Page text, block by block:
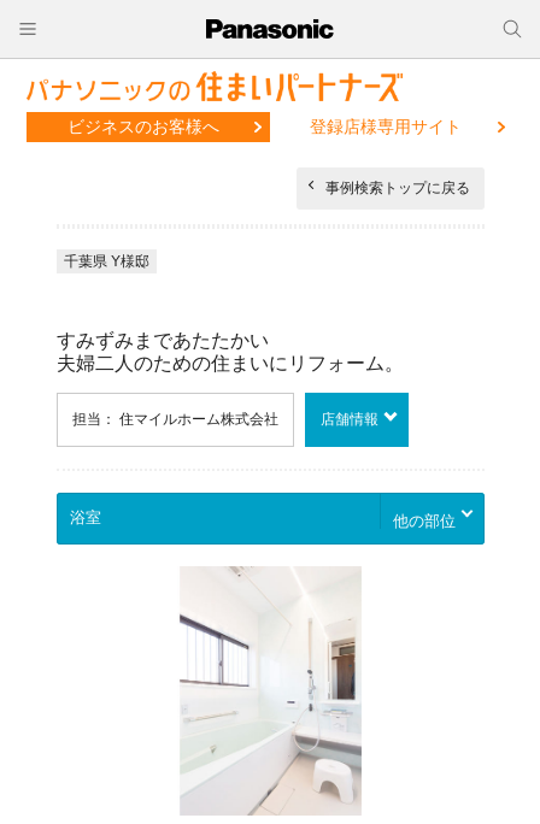
ビジネスのお客様へ 登録店様専用サイト
事例検索トップに戻る
千葉県 Y様邸
すみずみまであたたかい
夫婦二人のための住まいにリフォーム。
担当： 住マイルホーム株式会社 店舗情報
他の部位